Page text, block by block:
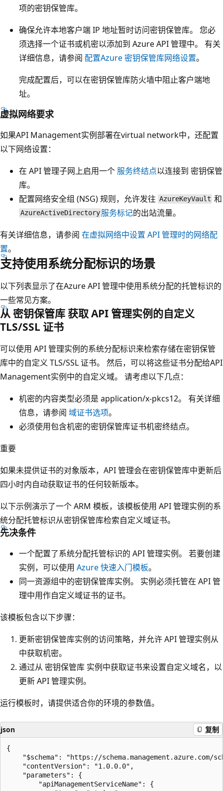
项的密钥保管库。
确保允许本地客户端 IP 地址暂时访问密钥保管库。 您必
须选择一个证书或机密以添加到 Azure API 管理中。 有关
详细信息，请参阅 配置Azure 密钥保管库网络设置。
完成配置后，可以在密钥保管库防火墙中阻止客户端地
址。
虚拟网络要求
如果API Management实例部署在virtual network中，还配置
以下网络设置：
在 API 管理子网上启用一个 服务终结点以连接到 密钥保管
库。
配置网络安全组 (NSG) 规则，允许发往 AzureKeyVault 和
AzureActiveDirectory 服务标记的出站流量。
有关详细信息，请参阅 在虚拟网络中设置 API 管理时的网络配
置。
支持使用系统分配标识的场景
以下列表显示了在Azure API 管理中使用系统分配的托管标识的
一些常见方案。
从 密钥保管库 获取 API 管理实例的自定义
TLS/SSL 证书
可以使用 API 管理实例的系统分配标识来检索存储在密钥保管
库中的自定义 TLS/SSL 证书。 然后，可以将这些证书分配给API
Management实例中的自定义域。 请考虑以下几点：
机密的内容类型必须是 application/x-pkcs12。 有关详细
信息，请参阅 域证书选项。
必须使用包含机密的密钥保管库证书机密终结点。
重要
如果未提供证书的对象版本，API 管理会在密钥保管库中更新后
四小时内自动获取证书的任何较新版本。
以下示例演示了一个 ARM 模板，该模板使用 API 管理实例的系
统分配托管标识从密钥保管库检索自定义域证书。
先决条件
一个配置了系统分配托管标识的 API 管理实例。 若要创建
实例，可以使用 Azure 快速入门模板。
同一资源组中的密钥保管库实例。 实例必须托管在 API 管
理中用作自定义域证书的证书。
该模板包含以下步骤：
更新密钥保管库实例的访问策略，并允许 API 管理实例从
中获取机密。
通过从 密钥保管库 实例中获取证书来设置自定义域名，以
更新 API 管理实例。
运行模板时，请提供适合你的环境的参数值。
json 复制
{
        "apiManagementServiceName": {